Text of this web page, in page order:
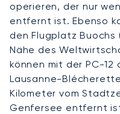
operieren, der nur
entfernt ist. Ebenso
den Flugplatz Buochs
Nähe des
können mit der PC-12
Lausanne-
Kilometer vom
Genfersee entfernt